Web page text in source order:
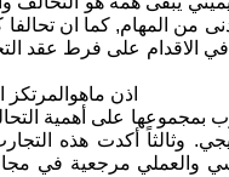
من المهام, كما ان
في الاقدام على فرط عقد
اذن
على أهمية
وثالثاً أكدت هذه
والعملي مرجعية في